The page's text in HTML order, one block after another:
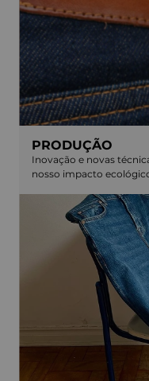
PRODUÇÃO
Inovação e novas
nosso impacto